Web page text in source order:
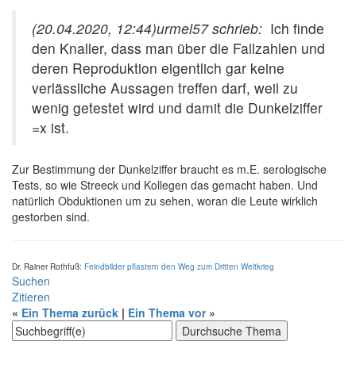
(20.04.2020, 12:44)urmel57 schrieb: Ich finde
den Knaller, dass man über die Fallzahlen und
deren Reproduktion eigentlich gar keine
verlässliche Aussagen treffen darf, weil zu
wenig getestet wird und damit die Dunkelziffer
=x ist.
Zur Bestimmung der Dunkelziffer braucht es m.E. serologische
Tests, so wie Streeck und Kollegen das gemacht haben. Und
natürlich Obduktionen um zu sehen, woran die Leute wirklich
gestorben sind.
Dr. Rainer Rothfuß: Feindbilder pflastern den Weg zum Dritten Weltkrieg
Suchen
Zitieren
« Ein Thema zurück | Ein Thema vor»